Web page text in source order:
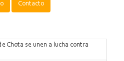
Contacto
Chota se unen a lucha contra